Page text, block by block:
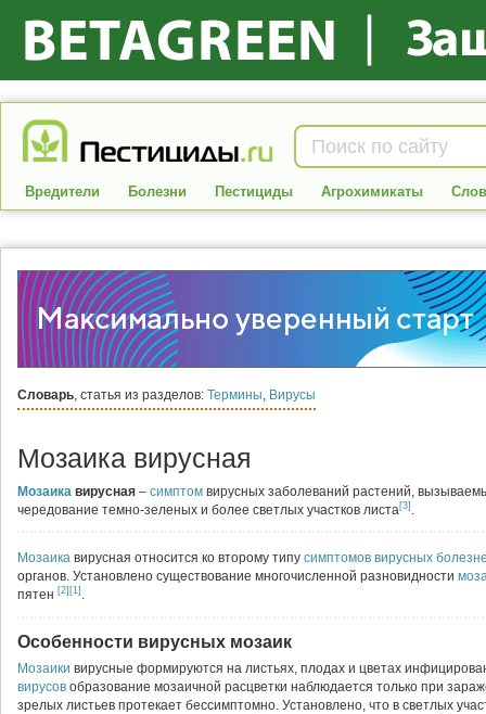
Вредители Болезни Пестициды Агрохимикаты
Словарь, статья из разделов: Термины, Вирусы
Мозаика вирусная
Мозаика вирусная – симптом вирусных заболеваний растений,
чередование темно-зеленых и более светлых участков листа[3] .
Мозаика вирусная относится ко второму типу симптомов вирусных
органов. Установлено существование многочисленной разновидности
пятен [2] [1] .
Особенности вирусных мозаик
Мозаики вирусные формируются на листьях, плодах и цветах
вирусов образование мозаичной расцветки наблюдается только при
зрелых листьев протекает бессимптомно. Установлено, что в светлых